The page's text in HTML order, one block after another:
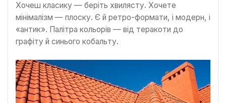
Хочеш класику — беріть хвилясту. Хочете
мінімалізм — плоску. Є й ретро-формати, і модерн, і
«антик». Палітра кольорів — від теракоти до
графіту й синього кобальту.